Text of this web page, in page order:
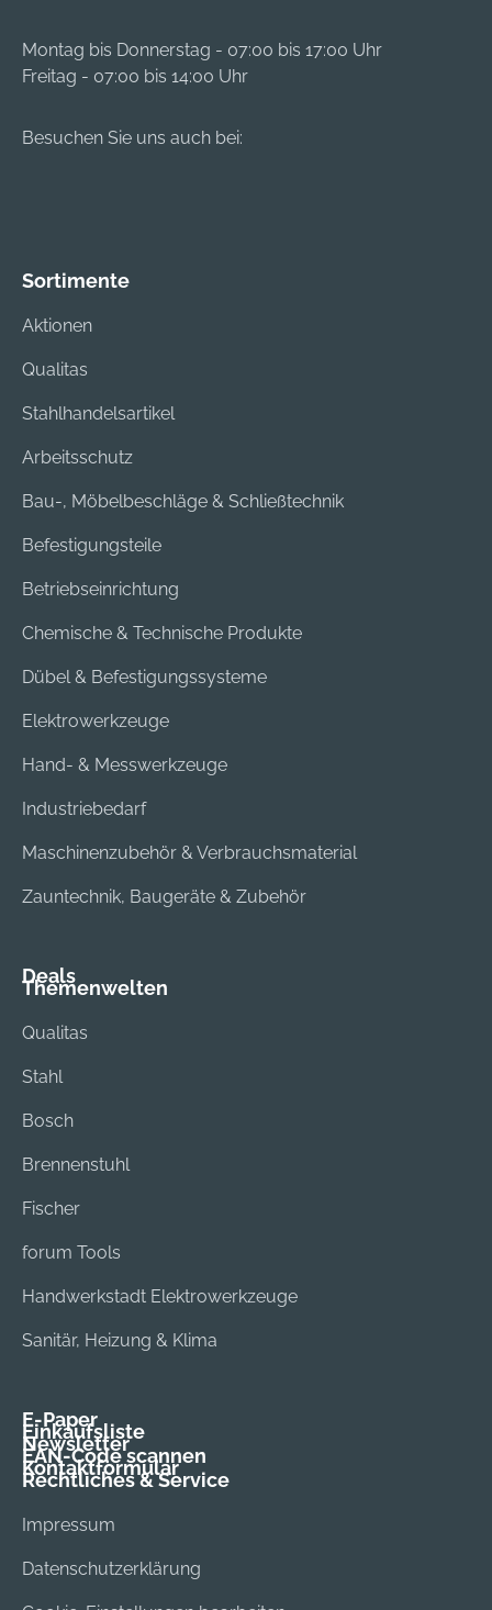
Montag bis Donnerstag - 07:00 bis 17:00 Uhr
Freitag - 07:00 bis 14:00 Uhr
Besuchen Sie uns auch bei:
Sortimente
Aktionen
Qualitas
Stahlhandelsartikel
Arbeitsschutz
Bau-, Möbelbeschläge & Schließtechnik
Befestigungsteile
Betriebseinrichtung
Chemische & Technische Produkte
Dübel & Befestigungssysteme
Elektrowerkzeuge
Hand- & Messwerkzeuge
Industriebedarf
Maschinenzubehör & Verbrauchsmaterial
Zauntechnik, Baugeräte & Zubehör
Deals
Themenwelten
Qualitas
Stahl
Bosch
Brennenstuhl
Fischer
forum Tools
Handwerkstadt Elektrowerkzeuge
Sanitär, Heizung & Klima
E-Paper
Einkaufsliste
Newsletter
EAN-Code scannen
Kontaktformular
Rechtliches & Service
Impressum
Datenschutzerklärung